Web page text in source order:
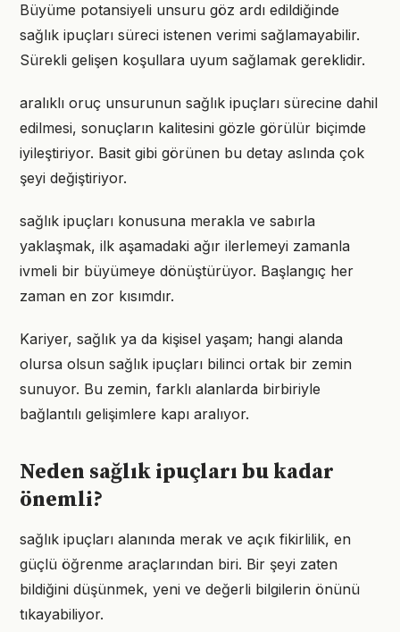
Büyüme potansiyeli unsuru göz ardı edildiğinde
sağlık ipuçları süreci istenen verimi sağlamayabilir.
Sürekli gelişen koşullara uyum sağlamak gereklidir.
aralıklı oruç unsurunun sağlık ipuçları sürecine dahil
edilmesi, sonuçların kalitesini gözle görülür biçimde
iyileştiriyor. Basit gibi görünen bu detay aslında çok
şeyi değiştiriyor.
sağlık ipuçları konusuna merakla ve sabırla
yaklaşmak, ilk aşamadaki ağır ilerlemeyi zamanla
ivmeli bir büyümeye dönüştürüyor. Başlangıç her
zaman en zor kısımdır.
Kariyer, sağlık ya da kişisel yaşam; hangi alanda
olursa olsun sağlık ipuçları bilinci ortak bir zemin
sunuyor. Bu zemin, farklı alanlarda birbiriyle
bağlantılı gelişimlere kapı aralıyor.
Neden sağlık ipuçları bu kadar
önemli?
sağlık ipuçları alanında merak ve açık fikirlilik, en
güçlü öğrenme araçlarından biri. Bir şeyi zaten
bildiğini düşünmek, yeni ve değerli bilgilerin önünü
tıkayabiliyor.